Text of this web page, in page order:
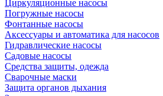
Циркуляционные насосы
Погружные насосы
Фонтанные насосы
Аксессуары и автоматика для насосов
Гидравлические насосы
Садовые насосы
Средства защиты, одежда
Сварочные маски
Защита органов дыхания